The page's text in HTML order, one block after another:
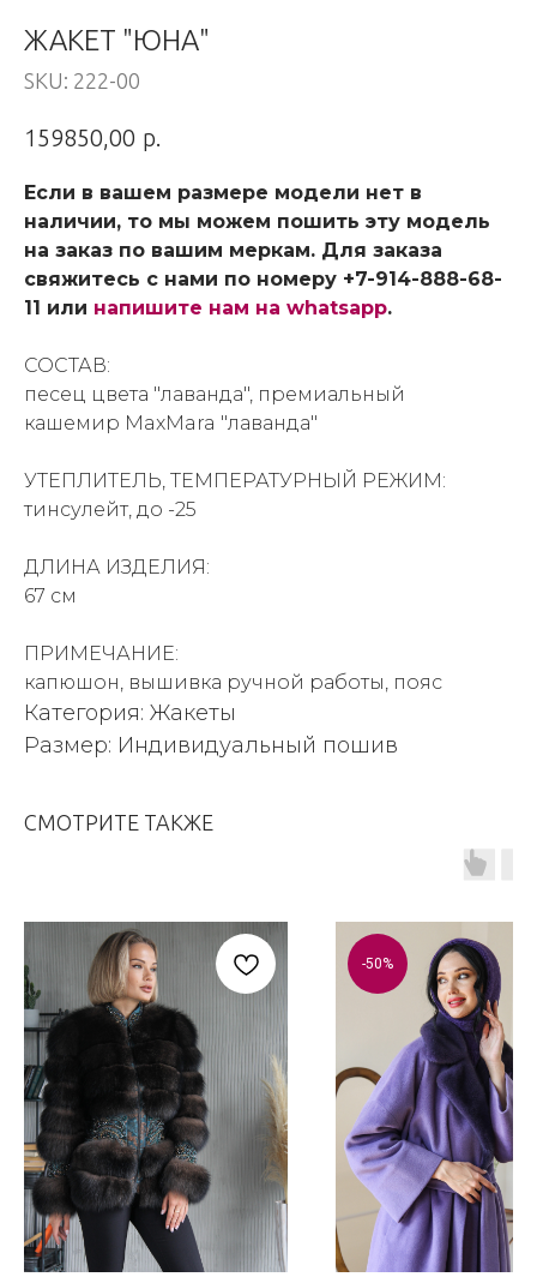
ЖАКЕТ "ЮНА"
SKU: 222-00
159850,00 р.
Если в вашем размере модели нет в
наличии, то мы можем пошить эту модель
на заказ по вашим меркам. Для заказа
свяжитесь с нами по номеру +7-914-888-68-
11 или напишите нам на whatsapp.
СОСТАВ:
песец цвета "лаванда", премиальный
кашемир MaxMara "лаванда"
УТЕПЛИТЕЛЬ, ТЕМПЕРАТУРНЫЙ РЕЖИМ:
тинсулейт, до -25
ДЛИНА ИЗДЕЛИЯ:
67 см
ПРИМЕЧАНИЕ:
капюшон, вышивка ручной работы, пояс
Категория: Жакеты
Размер: Индивидуальный пошив
СМОТРИТЕ ТАКЖЕ
-50%